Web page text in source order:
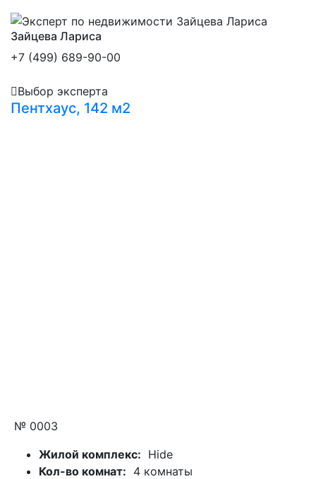
Зайцева Лариса
+7 (499) 689-90-00
Выбор эксперта
Пентхаус, 142 м2
№ 0003
Жилой комплекс: Hide
Кол-во комнат: 4 комнаты